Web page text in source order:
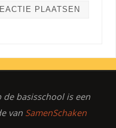
de basisschoolis een
van SamenSchaken